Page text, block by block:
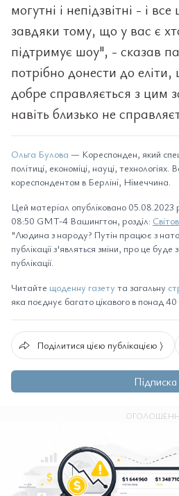
могутні і непідзвітні - і
завдяки тому, що у вас є
підтримує шоу", - сказав
потрібно донести до еліти,
добре справляється з цим
навіть близько не
Ольга Булова — Кореспонден, який
політиці, економіці, науці,
кореспондентом в Берліні, Німеччина.
Цей матеріал опубліковано 05.08.2023
08:50 GMT-4 Вашингтон, розділ:
"Людина з народу? Путін працює з
публікації з'являться зміни, про це
публікації.
Читайте щоденну газету та загальну
яка поєднує багато цікавого в понад 40
Поділитися цією публікацією ⟩
Підписка